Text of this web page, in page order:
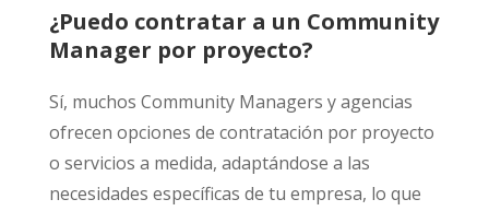
¿Puedo contratar a un Community
Manager por proyecto?
Sí, muchos Community Managers y agencias
ofrecen opciones de contratación por proyecto
o servicios a medida, adaptándose a las
necesidades específicas de tu empresa, lo que